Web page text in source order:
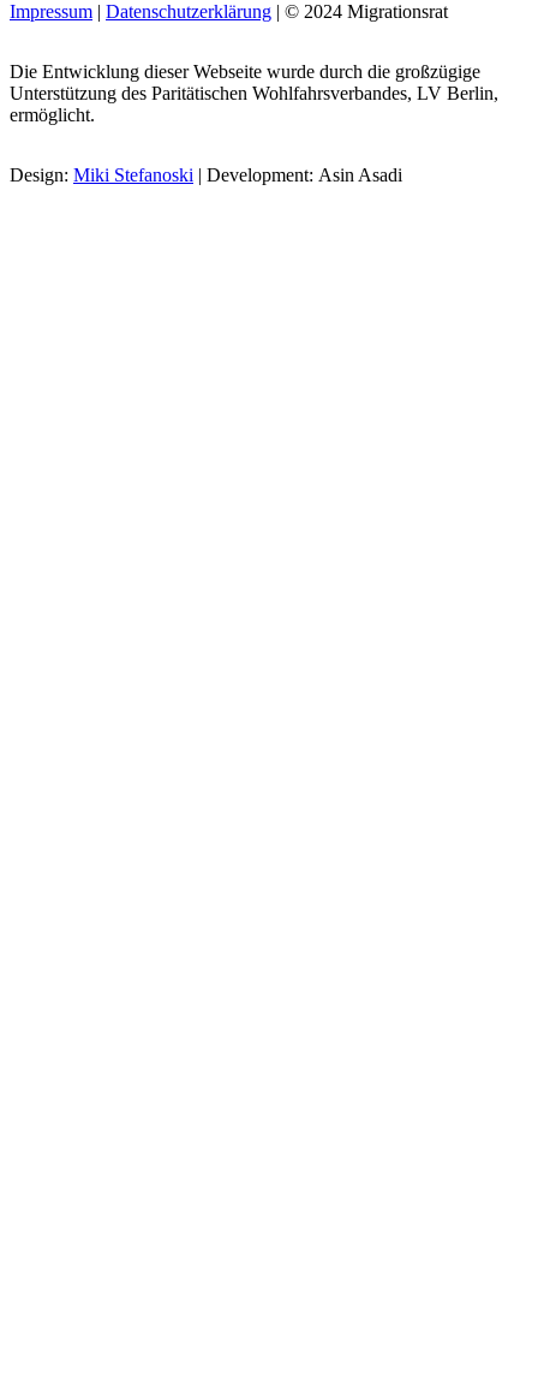
Impressum | Datenschutzerklärung | © 2024 Migrationsrat
Die Entwicklung dieser Webseite wurde durch die großzügige
Unterstützung des Paritätischen Wohlfahrsverbandes, LV Berlin,
ermöglicht.
Design: Miki Stefanoski | Development: Asin Asadi